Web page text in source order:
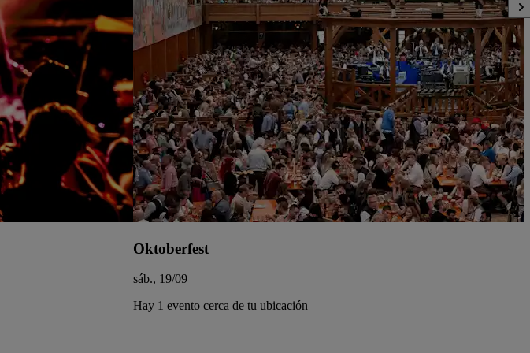
Oktoberfest
sáb., 19/09
Hay 1 evento cerca de tu ubicación